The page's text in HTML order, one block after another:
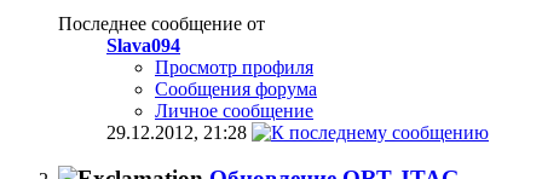
Последнее сообщение от
Slava094
Просмотр профиля
Сообщения форума
Личное сообщение
29.12.2012, 21:28